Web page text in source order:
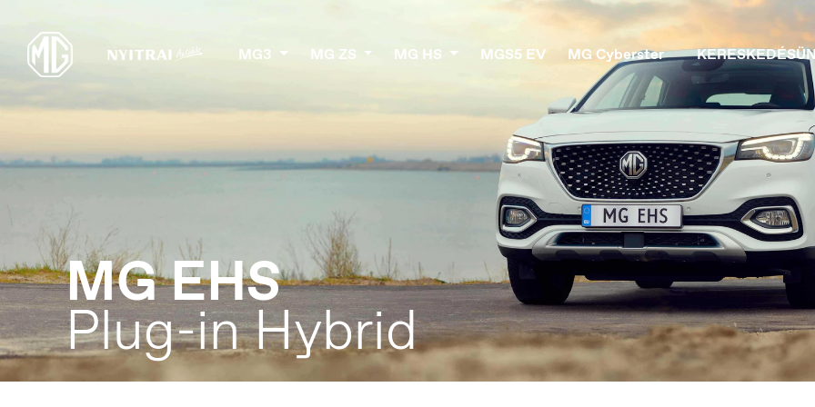
MG3 MG ZS MG HS MGS5 EV MG Cyberster
MG EHS
Plug-in Hybrid